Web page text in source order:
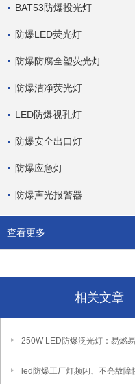
BAT53防爆投光灯
防爆LED荧光灯
防爆防腐全塑荧光灯
防爆洁净荧光灯
LED防爆视孔灯
防爆安全出口灯
防爆应急灯
防爆声光报警器
查看更多
相关文章